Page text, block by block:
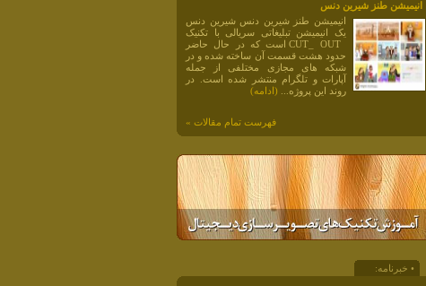
انیمیشن طنز شیرین دنس
انیمیشن طنز شیرین دنس شیرین دنس
یک انیمیشن تبلیغاتی سریالی با تکنیک
CUT_ OUT است که در حال حاضر
حدود هشت قسمت آن ساخته شده و در
شبکه های مجازی مختلفی از جمله
آپارات و تلگرام منتشر شده است. در
روند این پروژه... (ادامه)
فهرست تمام مقالات »
• خبرنامه: